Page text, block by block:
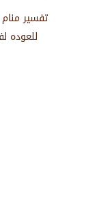
تفسير
للعوده